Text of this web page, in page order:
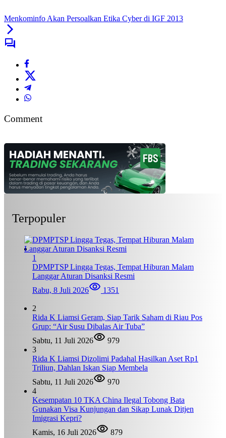
Menkominfo Akan Persoalkan Etika Cyber di IGF 2013
Comment
Terpopuler
1
DPMPTSP Lingga Tegas, Tempat Hiburan Malam
Langgar Aturan Disanksi Resmi
Rabu, 8 Juli 2026
1351
2
Rida K Liamsi Geram, Siap Tarik Saham di Riau Pos
Grup: “Air Susu Dibalas Air Tuba”
Sabtu, 11 Juli 2026
979
3
Rida K Liamsi Dizolimi Padahal Hasilkan Aset Rp1
Triliun, Dahlan Iskan Siap Membela
Sabtu, 11 Juli 2026
970
4
Kesempatan 10 TKA China Ilegal Tobong Bata
Gunakan Visa Kunjungan dan Sikap Lunak Ditjen
Imigrasi Kepri?
Kamis, 16 Juli 2026
879